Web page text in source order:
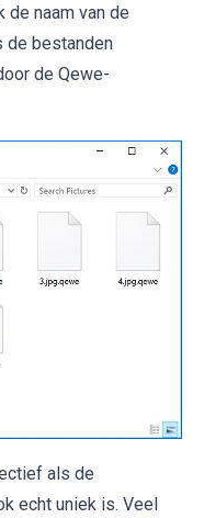
de naam van de
de bestanden
de Qewe-
als de
echt uniek is. Veel